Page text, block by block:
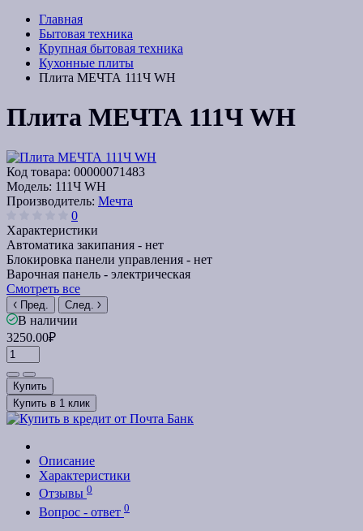
Главная
Бытовая техника
Крупная бытовая техника
Кухонные плиты
Плита МЕЧТА 111Ч WH
Плита МЕЧТА 111Ч WH
Код товара: 00000071483
Модель: 111Ч WH
Производитель: Мечта
0
Характеристики
Автоматика закипания - нет
Блокировка панели управления - нет
Варочная панель - электрическая
Смотреть все
Пред. След.
В наличии
3250.00₽
Купить
Купить в 1 клик
Описание
Характеристики
Отзывы 0
Вопрос - ответ 0